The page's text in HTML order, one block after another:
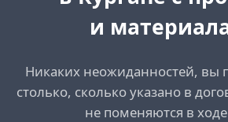
и
Никаких неожиданностей, вы
столько, сколько указано в
не поменяются в